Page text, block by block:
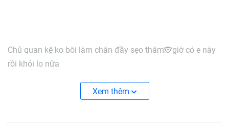
Chủ quan kệ ko bôi làm chân đầy sẹo thâm🙈giờ có e này
rồi khỏi lo nữa
Xem thêm